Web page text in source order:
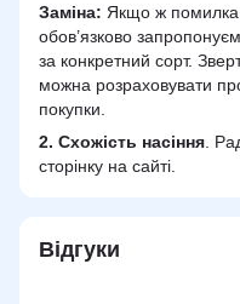
Заміна: Якщо ж
обов’язково
за конкретний сорт.
можна розраховувати
покупки.
2. Схожість насіння .
сторінку на сайті.
Відгуки